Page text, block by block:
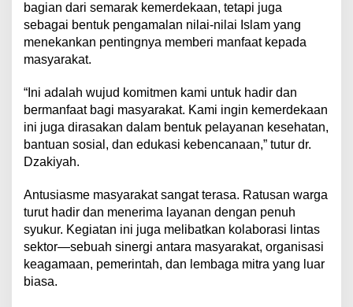
bagian dari semarak kemerdekaan, tetapi juga
sebagai bentuk pengamalan nilai-nilai Islam yang
menekankan pentingnya memberi manfaat kepada
masyarakat.
“Ini adalah wujud komitmen kami untuk hadir dan
bermanfaat bagi masyarakat. Kami ingin kemerdekaan
ini juga dirasakan dalam bentuk pelayanan kesehatan,
bantuan sosial, dan edukasi kebencanaan,” tutur dr.
Dzakiyah.
Antusiasme masyarakat sangat terasa. Ratusan warga
turut hadir dan menerima layanan dengan penuh
syukur. Kegiatan ini juga melibatkan kolaborasi lintas
sektor—sebuah sinergi antara masyarakat, organisasi
keagamaan, pemerintah, dan lembaga mitra yang luar
biasa.